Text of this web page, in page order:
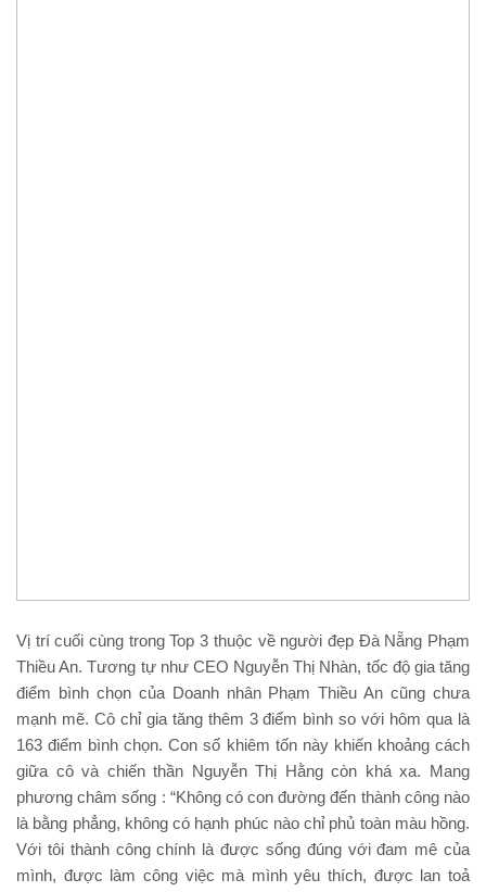
Vị trí cuối cùng trong Top 3 thuộc về người đẹp Đà Nẵng Phạm
Thiều An. Tương tự như CEO Nguyễn Thị Nhàn, tốc độ gia tăng
điểm bình chọn của Doanh nhân Phạm Thiều An cũng chưa
mạnh mẽ. Cô chỉ gia tăng thêm 3 điểm bình so với hôm qua là
163 điểm bình chọn. Con số khiêm tốn này khiến khoảng cách
giữa cô và chiến thần Nguyễn Thị Hằng còn khá xa. Mang
phương châm sống : “Không có con đường đến thành công nào
là bằng phẳng, không có hạnh phúc nào chỉ phủ toàn màu hồng.
Với tôi thành công chính là được sống đúng với đam mê của
mình, được làm công việc mà mình yêu thích, được lan toả